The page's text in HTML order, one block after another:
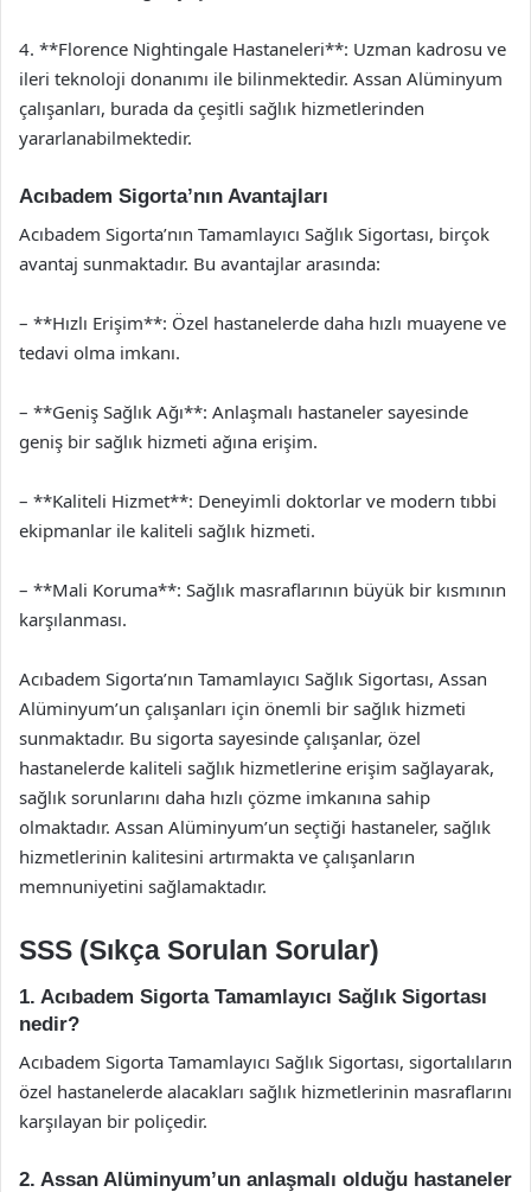
4. **Florence Nightingale Hastaneleri**: Uzman kadrosu ve
ileri teknoloji donanımı ile bilinmektedir. Assan Alüminyum
çalışanları, burada da çeşitli sağlık hizmetlerinden
yararlanabilmektedir.
Acıbadem Sigorta’nın Avantajları
Acıbadem Sigorta’nın Tamamlayıcı Sağlık Sigortası, birçok
avantaj sunmaktadır. Bu avantajlar arasında:
– **Hızlı Erişim**: Özel hastanelerde daha hızlı muayene ve
tedavi olma imkanı.
– **Geniş Sağlık Ağı**: Anlaşmalı hastaneler sayesinde
geniş bir sağlık hizmeti ağına erişim.
– **Kaliteli Hizmet**: Deneyimli doktorlar ve modern tıbbi
ekipmanlar ile kaliteli sağlık hizmeti.
– **Mali Koruma**: Sağlık masraflarının büyük bir kısmının
karşılanması.
Acıbadem Sigorta’nın Tamamlayıcı Sağlık Sigortası, Assan
Alüminyum’un çalışanları için önemli bir sağlık hizmeti
sunmaktadır. Bu sigorta sayesinde çalışanlar, özel
hastanelerde kaliteli sağlık hizmetlerine erişim sağlayarak,
sağlık sorunlarını daha hızlı çözme imkanına sahip
olmaktadır. Assan Alüminyum’un seçtiği hastaneler, sağlık
hizmetlerinin kalitesini artırmakta ve çalışanların
memnuniyetini sağlamaktadır.
SSS (Sıkça Sorulan Sorular)
1. Acıbadem Sigorta Tamamlayıcı Sağlık Sigortası
nedir?
Acıbadem Sigorta Tamamlayıcı Sağlık Sigortası, sigortalıların
özel hastanelerde alacakları sağlık hizmetlerinin masraflarını
karşılayan bir poliçedir.
2. Assan Alüminyum’un anlaşmalı olduğu hastaneler